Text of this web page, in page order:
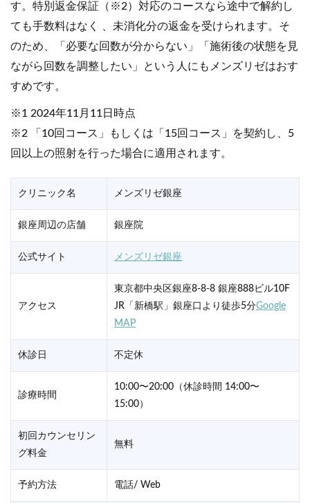
す。特別返金保証（※2）対応のコースなら途中で解約し
ても手数料はなく 、未消化分の返金を受けられます。そ
のため、「必要な回数が分からない」「施術後の状態を見
ながら回数を調整したい」という人にもメンズリゼはおす
すめです。
※1 2024年11月11日時点
※2 「10回コース」もしくは「15回コース」を契約し、5
回以上の照射を行った場合に適用されます。
クリニック名 メンズリゼ銀座
銀座周辺の店舗 銀座院
公式サイト メンズリゼ銀座
アクセス
東京都中央区銀座8-8-8 銀座888ビル10F
JR「新橋駅」銀座口より徒歩5分Google
MAP
休診日 不定休
診療時間
10:00〜20:00（休診時間 14:00〜
15:00）
初回カウンセリン
グ料金
無料
予約方法 電話/ Web